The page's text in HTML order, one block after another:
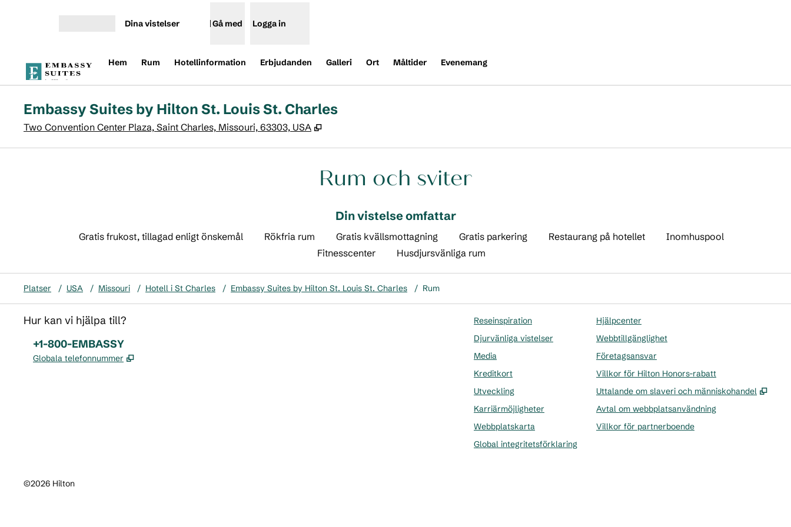
Dina vistelser Gå med Logga in
Hem Rum Hotellinformation Erbjudanden Galleri Ort Måltider Evenemang
Embassy Suites by Hilton St. Louis St. Charles
Two Convention Center Plaza, Saint Charles, Missouri, 63303, USA ,
Rum och sviter
Din vistelse omfattar
Gratis frukost, tillagad enligt önskemål Rökfria rum Gratis kvällsmottagning Gratis parkering Restaurang på hotellet
Inomhuspool
Fitnesscenter
Husdjursvänliga rum
Platser / USA / Missouri / Hotell i St Charles / Embassy Suites by Hilton St. Louis St. Charles / Rum
Hur kan vi hjälpa till?
Telefon:
+1-800-EMBASSY
Globala telefonnummer ,
Reseinspiration
Djurvänliga vistelser
Media
Kreditkort
Utveckling
Karriärmöjligheter
Webbplatskarta
Global integritetsförklaring
Hjälpcenter
Webbtillgänglighet
Företagsansvar
Villkor för Hilton Honors-rabatt
Uttalande om slaveri och människohandel
,
Avtal om webbplatsanvändning
Villkor för partnerboende
©2026 Hilton